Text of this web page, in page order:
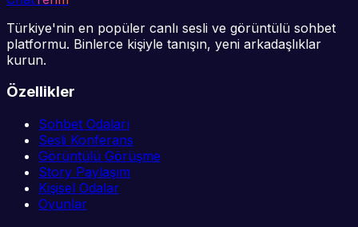
Türkiye'nin en popüler canlı sesli ve görüntülü sohbet
platformu. Binlerce kişiyle tanışın, yeni arkadaşlıklar
kurun.
Özellikler
Sohbet Odaları
Sesli Konferans
Görüntülü Görüşme
Story Paylaşım
Kişisel Odalar
Oyunlar